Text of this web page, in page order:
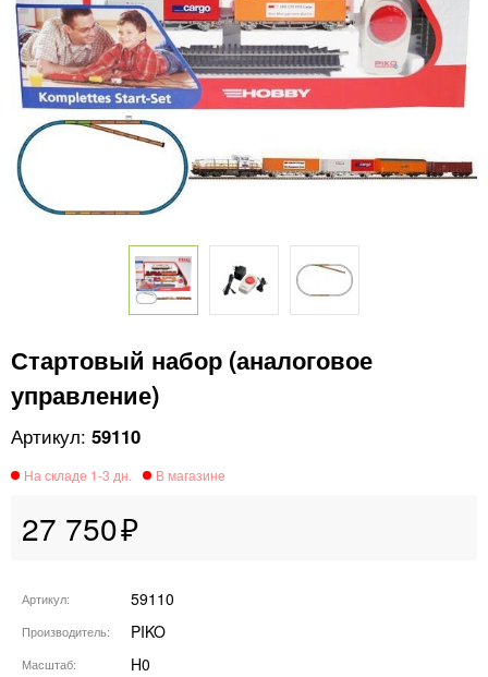
Стартовый набор (аналоговое
управление)
59110
27 750
Артикул 59110
Производитель PIKO
Масштаб H0